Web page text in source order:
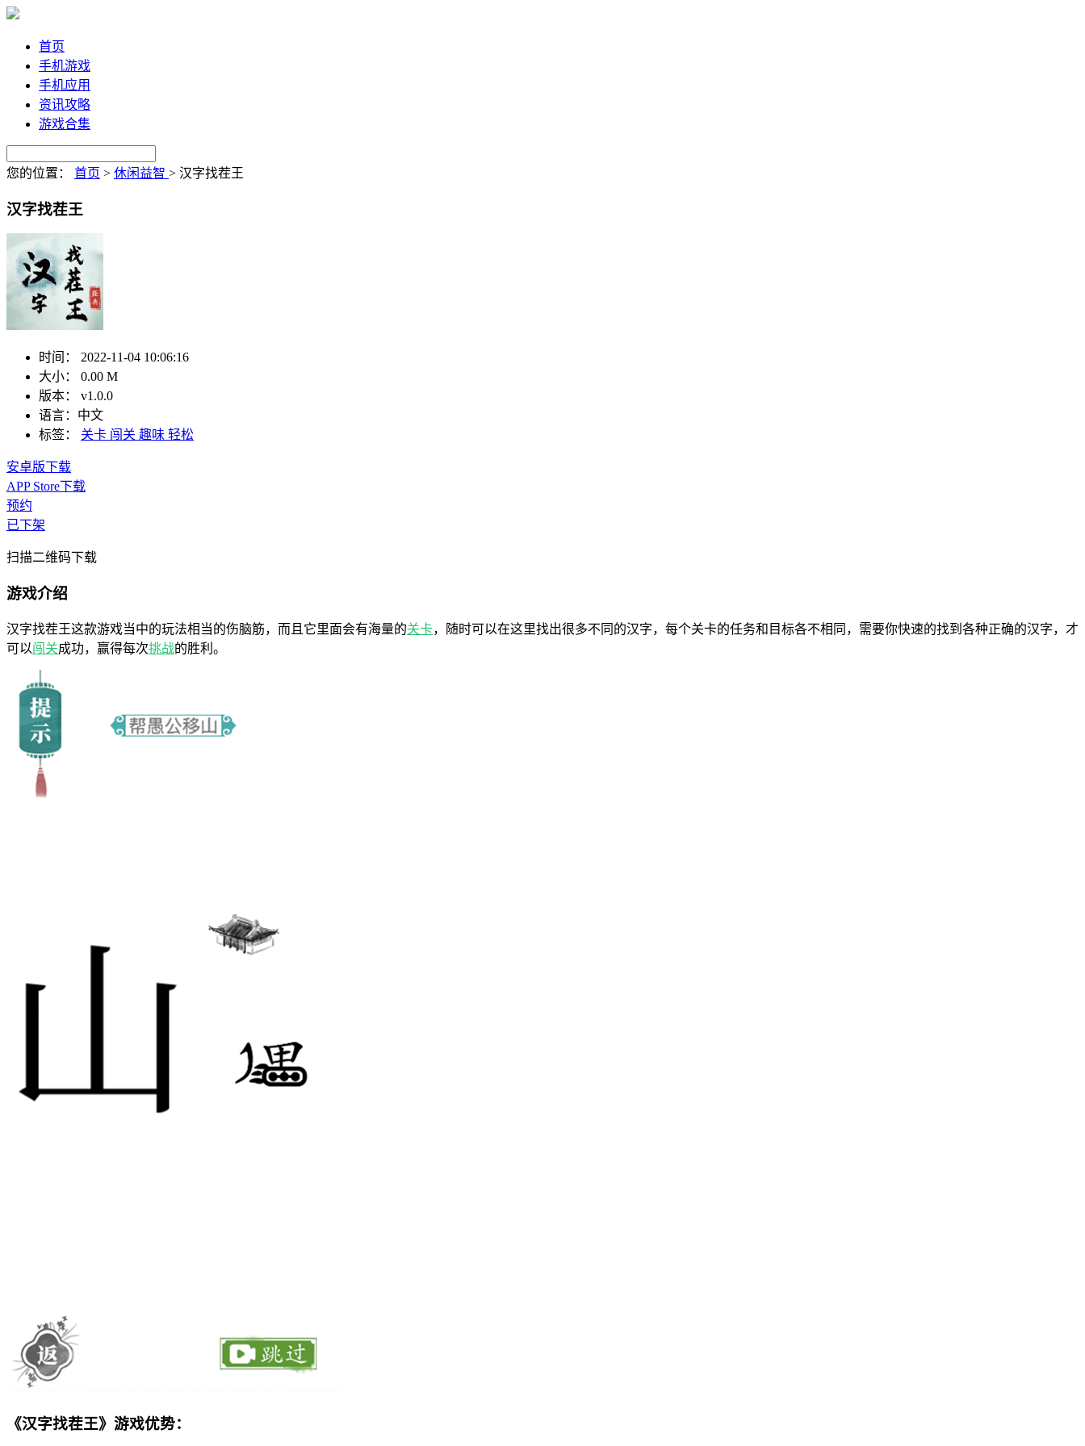
首页
手机游戏
手机应用
资讯攻略
游戏合集
您的位置： 首页 > 休闲益智 > 汉字找茬王
汉字找茬王
时间：
2022-11-04 10:06:16
大小：
0.00 M
版本：
v1.0.0
语言： 中文
标签：
关卡 闯关 趣味 轻松
安卓版下载
APP Store下载
预约
已下架
扫描二维码下载
游戏介绍
汉字找茬王这款游戏当中的玩法相当的伤脑筋，而且它里面会有海量的关卡，随时可以在这里找出很多不同的汉字，每个关卡的任务和目标各不相同，需要你快速的找到各种正确的汉字，才
可以闯关成功，赢得每次挑战的胜利。
《汉字找茬王》游戏优势：